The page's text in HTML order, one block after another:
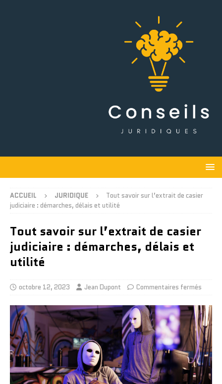
ACCUEIL JURIDIQUE
Tout savoir sur l’extrait de casier
judiciaire : démarches, délais et utilité
Tout savoir sur l’extrait de casier
judiciaire : démarches, délais et
utilité
octobre 12, 2023 Jean Dupont Commentaires fermés